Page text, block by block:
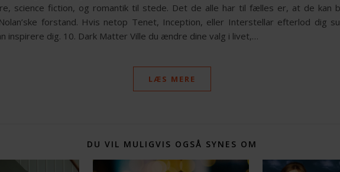
science fiction, og romantik til stede. Det de alle har til fælles er, at de kan
forstand. Hvis netop Tenet, Inception, eller Interstellar efterlod dig
inspirere dig. 10. Dark Matter Ville du ændre dine valg i livet,…
LÆS MERE
DU VIL MULIGVIS OGSÅ SYNES OM